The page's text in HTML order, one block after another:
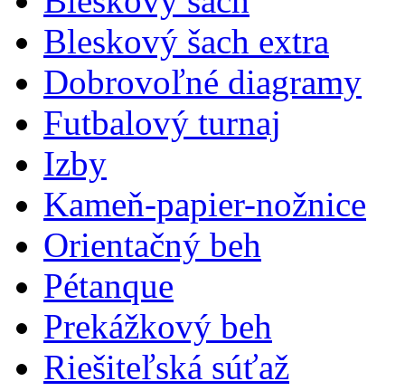
Bleskový šach extra
Dobrovoľné diagramy
Futbalový turnaj
Izby
Kameň-papier-nožnice
Orientačný beh
Pétanque
Prekážkový beh
Riešiteľská súťaž